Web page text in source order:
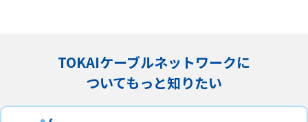
TOKAIケーブルネットワークに
ついてもっと知りたい